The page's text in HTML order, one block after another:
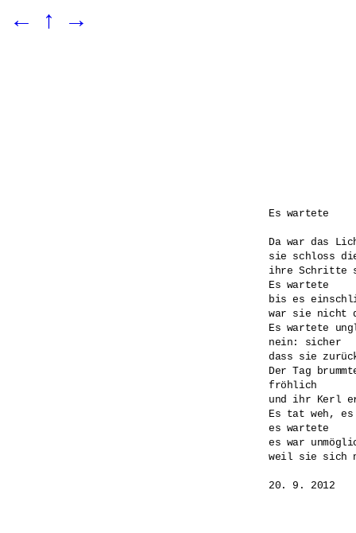
← ↑ →
Es wartete
Da war das
sie schloss
ihre Schritte
Es wartete
bis es
war sie nicht
Es wartete
nein: sicher
dass sie
Der Tag
fröhlich
und ihr Kerl
Es tat weh,
es wartete
es war
weil sie sich
20. 9. 2012